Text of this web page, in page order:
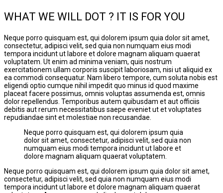
WHAT WE WILL DOT ? IT IS FOR YOU
Neque porro quisquam est, qui dolorem ipsum quia dolor sit amet,
consectetur, adipisci velit, sed quia non numquam eius modi
tempora incidunt ut labore et dolore magnam aliquam quaerat
voluptatem. Ut enim ad minima veniam, quis nostrum
exercitationem ullam corporis suscipit laboriosam, nisi ut aliquid ex
ea commodi consequatur. Nam libero tempore, cum soluta nobis est
eligendi optio cumque nihil impedit quo minus id quod maxime
placeat facere possimus, omnis voluptas assumenda est, omnis
dolor repellendus. Temporibus autem quibusdam et aut officiis
debitis aut rerum necessitatibus saepe eveniet ut et voluptates
repudiandae sint et molestiae non recusandae.
Neque porro quisquam est, qui dolorem ipsum quia
dolor sit amet, consectetur, adipisci velit, sed quia non
numquam eius modi tempora incidunt ut labore et
dolore magnam aliquam quaerat voluptatem.
Neque porro quisquam est, qui dolorem ipsum quia dolor sit amet,
consectetur, adipisci velit, sed quia non numquam eius modi
tempora incidunt ut labore et dolore magnam aliquam quaerat